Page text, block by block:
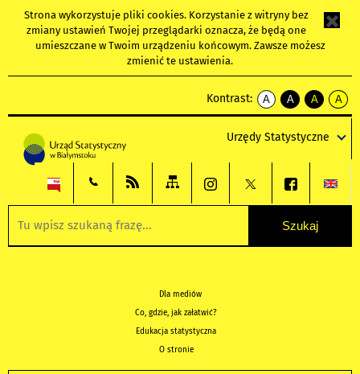
Strona wykorzystuje pliki cookies. Korzystanie z witryny bez
zmiany ustawień Twojej przeglądarki oznacza, że będą one
umieszczane w Twoim urządzeniu końcowym. Zawsze możesz
zmienić te ustawienia.
Kontrast:
A
kontrast
A
kontrast
tekst
czarnym
A
kontrast
tekst
czarnym
A
tekst
żółtym
Urzędy Statystyczne
Dla mediów
Co, gdzie, jak załatwić?
Edukacja statystyczna
O stronie